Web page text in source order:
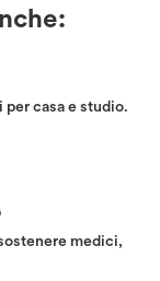
casa e studio.
medici,